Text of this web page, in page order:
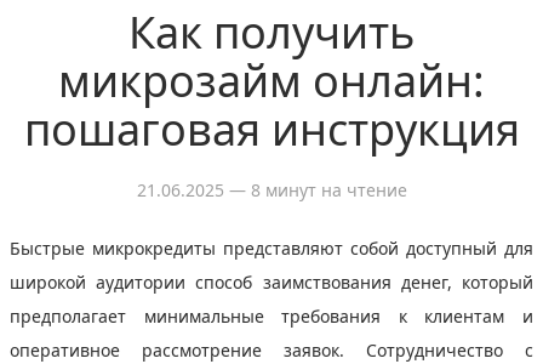
Как получить
микрозайм онлайн:
пошаговая инструкция
21.06.2025 — 8 минут на чтение
Быстрые микрокредиты представляют собой доступный для
широкой аудитории способ заимствования денег, который
предполагает минимальные требования к клиентам и
оперативное рассмотрение заявок. Сотрудничество с